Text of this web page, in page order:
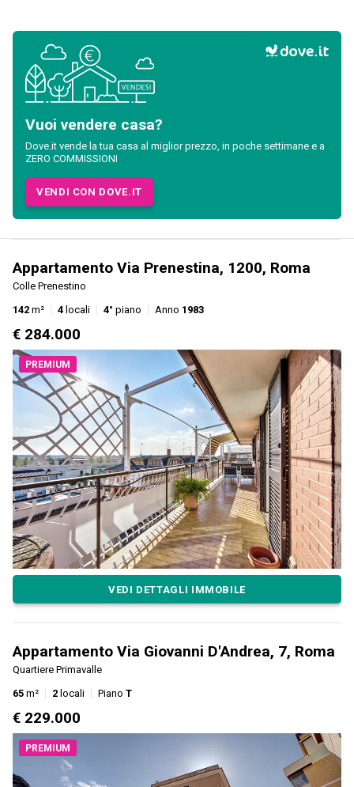
Vuoi vendere casa?
Dove.it vende la tua casa al miglior prezzo, in poche settimane e a
ZERO COMMISSIONI
VENDI CON DOVE.IT
Appartamento Via Prenestina, 1200, Roma
Colle Prenestino
142 m² 4 locali 4° piano Anno 1983
€ 284.000
PREMIUM
VEDI DETTAGLI IMMOBILE
Appartamento Via Giovanni D'Andrea, 7, Roma
Quartiere Primavalle
65 m² 2 locali Piano T
€ 229.000
PREMIUM